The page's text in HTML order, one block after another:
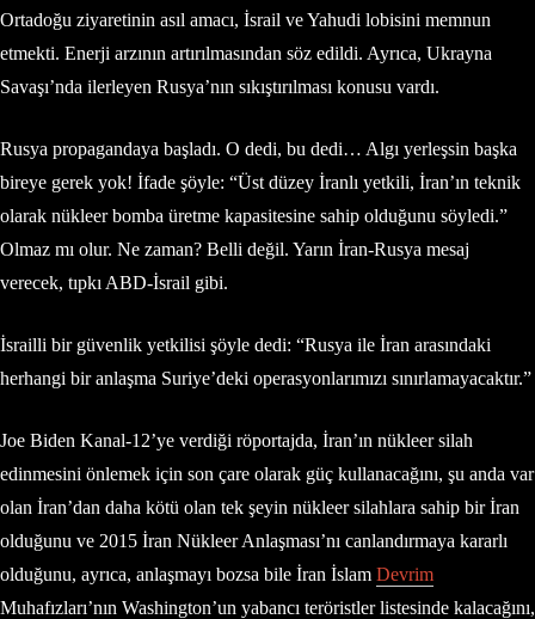
Ortadoğu ziyaretinin asıl amacı, İsrail ve Yahudi lobisini memnun
etmekti. Enerji arzının artırılmasından söz edildi. Ayrıca, Ukrayna
Savaşı’nda ilerleyen Rusya’nın sıkıştırılması konusu vardı.
Rusya propagandaya başladı. O dedi, bu dedi… Algı yerleşsin başka
bireye gerek yok! İfade şöyle: “Üst düzey İranlı yetkili, İran’ın teknik
olarak nükleer bomba üretme kapasitesine sahip olduğunu söyledi.”
Olmaz mı olur. Ne zaman? Belli değil. Yarın İran-Rusya mesaj
verecek, tıpkı ABD-İsrail gibi.
İsrailli bir güvenlik yetkilisi şöyle dedi: “Rusya ile İran arasındaki
herhangi bir anlaşma Suriye’deki operasyonlarımızı sınırlamayacaktır.”
Joe Biden Kanal-12’ye verdiği röportajda, İran’ın nükleer silah
edinmesini önlemek için son çare olarak güç kullanacağını, şu anda var
olan İran’dan daha kötü olan tek şeyin nükleer silahlara sahip bir İran
olduğunu ve 2015 İran Nükleer Anlaşması’nı canlandırmaya kararlı
olduğunu, ayrıca, anlaşmayı bozsa bile İran İslam Devrim
Muhafızları’nın Washington’un yabancı teröristler listesinde kalacağını,